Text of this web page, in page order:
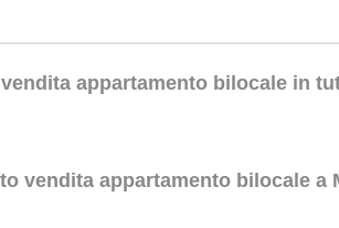
appartamento bilocale in
vendita appartamento bilocale a